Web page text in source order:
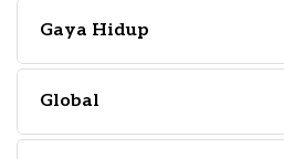
Gaya Hidup
Global